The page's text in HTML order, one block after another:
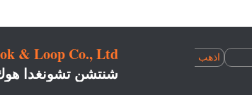
& Loop Co., Ltd
شنتشن تشونغدا